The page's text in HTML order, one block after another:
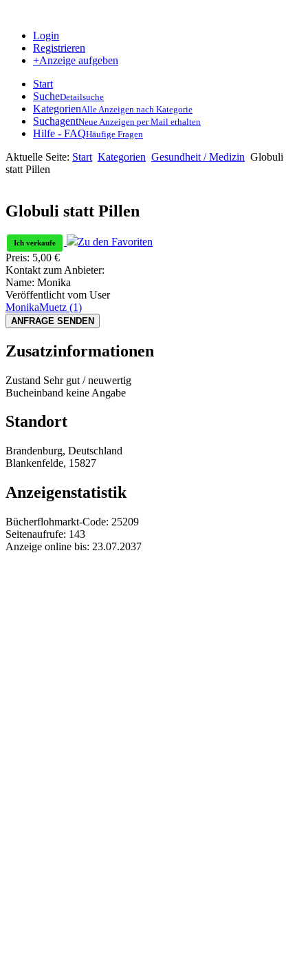
Login
Registrieren
+Anzeige aufgeben
Start
SucheDetailsuche
KategorienAlle Anzeigen nach Kategorie
SuchagentNeue Anzeigen per Mail erhalten
Hilfe - FAQHäufige Fragen
Aktuelle Seite: Start Kategorien Gesundheit / Medizin Globuli
statt Pillen
Globuli statt Pillen
Ich verkaufe
Zu den Favoriten
Preis: 5,00 €
Kontakt zum Anbieter:
Name: Monika
Veröffentlicht vom User
MonikaMuetz (1)
ANFRAGE SENDEN
Zusatzinformationen
Zustand Sehr gut / neuwertig
Bucheinband keine Angabe
Standort
Brandenburg, Deutschland
Blankenfelde, 15827
Anzeigenstatistik
Bücherflohmarkt-Code: 25209
Seitenaufrufe: 143
Anzeige online bis: 23.07.2037